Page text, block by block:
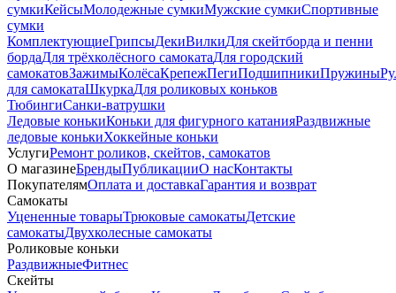
сумкиКейсыМолодежные сумкиМужские сумкиСпортивные
сумки
КомплектующиеГрипсыДекиВилкиДля скейтборда и пенни
бордаДля трёхколёсного самокатаДля городский
самокатовЗажимыКолёсаКрепежПегиПодшипникиПружины
для самокатаШкуркаДля роликовых коньков
ТюбингиСанки-ватрушки
Ледовые конькиКоньки для фигурного катанияРаздвижные
ледовые конькиХоккейные коньки
УслугиРемонт роликов, скейтов, самокатов
О магазинеБрендыПубликацииО насКонтакты
ПокупателямОплата и доставкаГарантия и возврат
Самокаты
Уцененные товарыТрюковые самокатыДетские
самокатыДвухколесные самокаты
Роликовые коньки
РаздвижныеФитнес
Скейты